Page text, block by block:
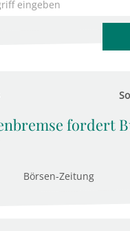
fordert
Börsen-Zeitung